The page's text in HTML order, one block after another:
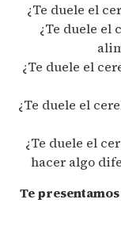
¿Te duele el
¿Te duele el
¿Te duele el
¿Te duele el
¿Te duele el
hacer algo
Te